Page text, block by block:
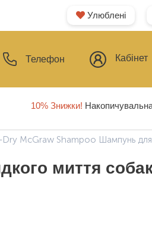
Улюблені
Телефон Кабінет
10% Знижки!
McGraw Shampoo Шампунь
миття